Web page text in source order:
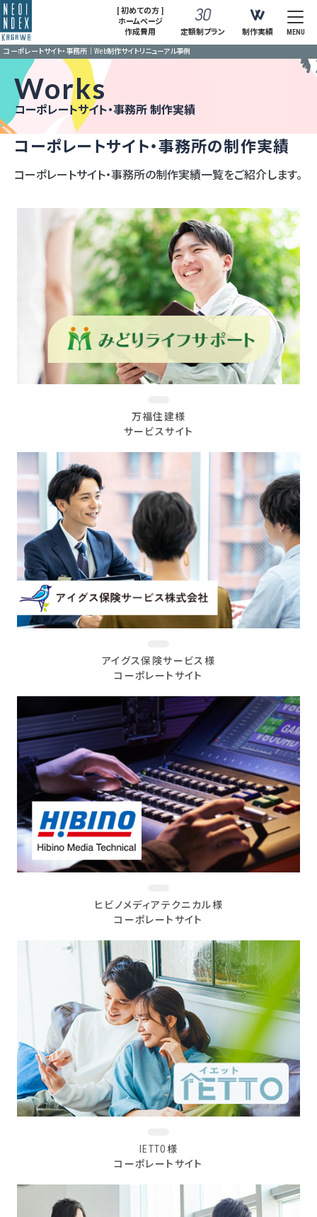
[ 初めての方 ]
ホームページ
作成費用
定額制プラン 制作実績 MENU
コーポレートサイト・事務所｜Web制作サイトリニューアル事例
Works
コーポレートサイト・事務所 制作実績
コーポレートサイト・事務所の制作実績
コーポレートサイト・事務所の制作実績一覧をご紹介します。
万福住建様
サービスサイト
アイグス保険サービス様
コーポレートサイト
ヒビノメディアテクニカル様
コーポレートサイト
IETTO様
コーポレートサイト